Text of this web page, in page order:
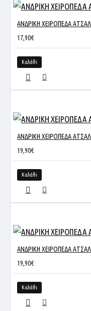
17,90€
Καλάθι
19,90€
Καλάθι
19,90€
Καλάθι